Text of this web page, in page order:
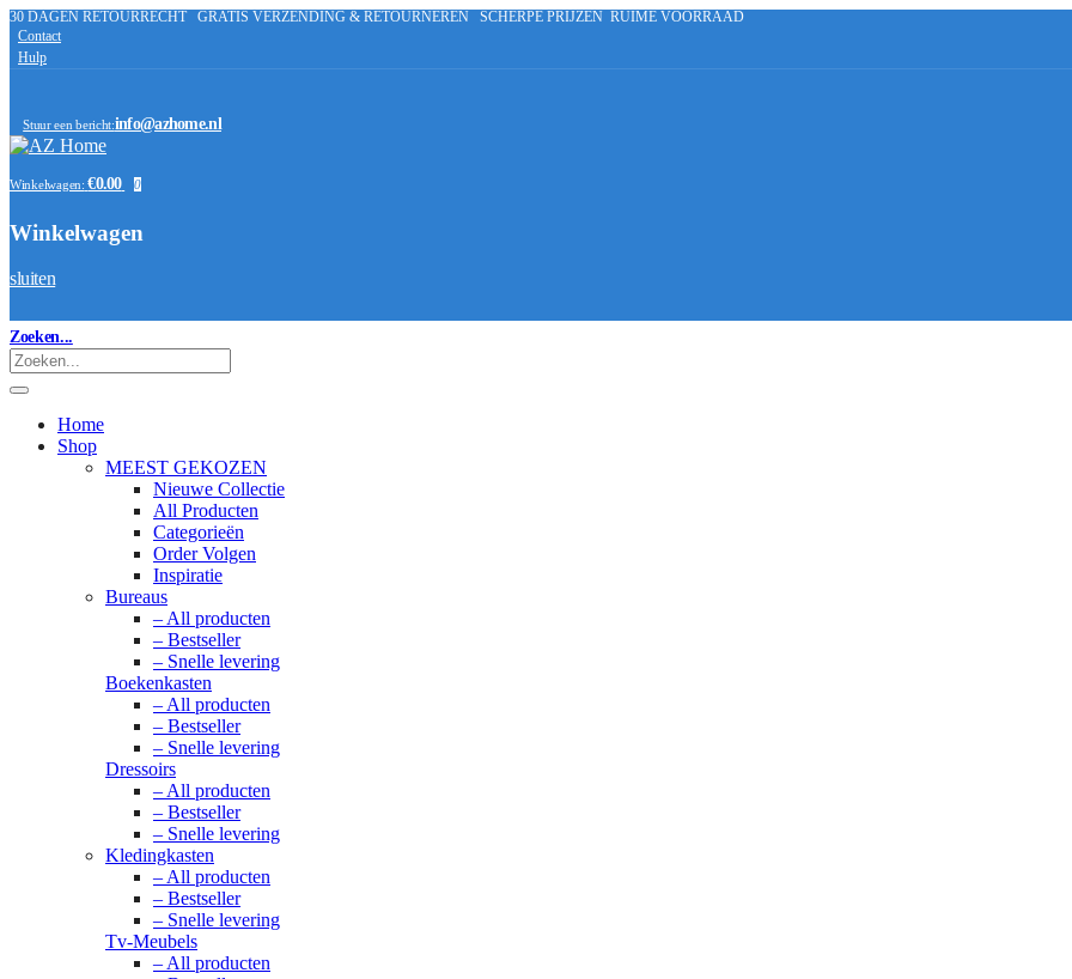
30 DAGEN RETOURRECHT GRATIS VERZENDING & RETOURNEREN SCHERPE PRIJZEN RUIME VOORRAAD
Contact
Hulp
Stuur een bericht:info@azhome.nl
Winkelwagen: €0.00 0
Winkelwagen
sluiten
Zoeken...
Home
Shop
MEEST GEKOZEN
Nieuwe Collectie
All Producten
Categorieën
Order Volgen
Inspiratie
Bureaus
– All producten
– Bestseller
– Snelle levering
Boekenkasten
– All producten
– Bestseller
– Snelle levering
Dressoirs
– All producten
– Bestseller
– Snelle levering
Kledingkasten
– All producten
– Bestseller
– Snelle levering
Tv-Meubels
– All producten